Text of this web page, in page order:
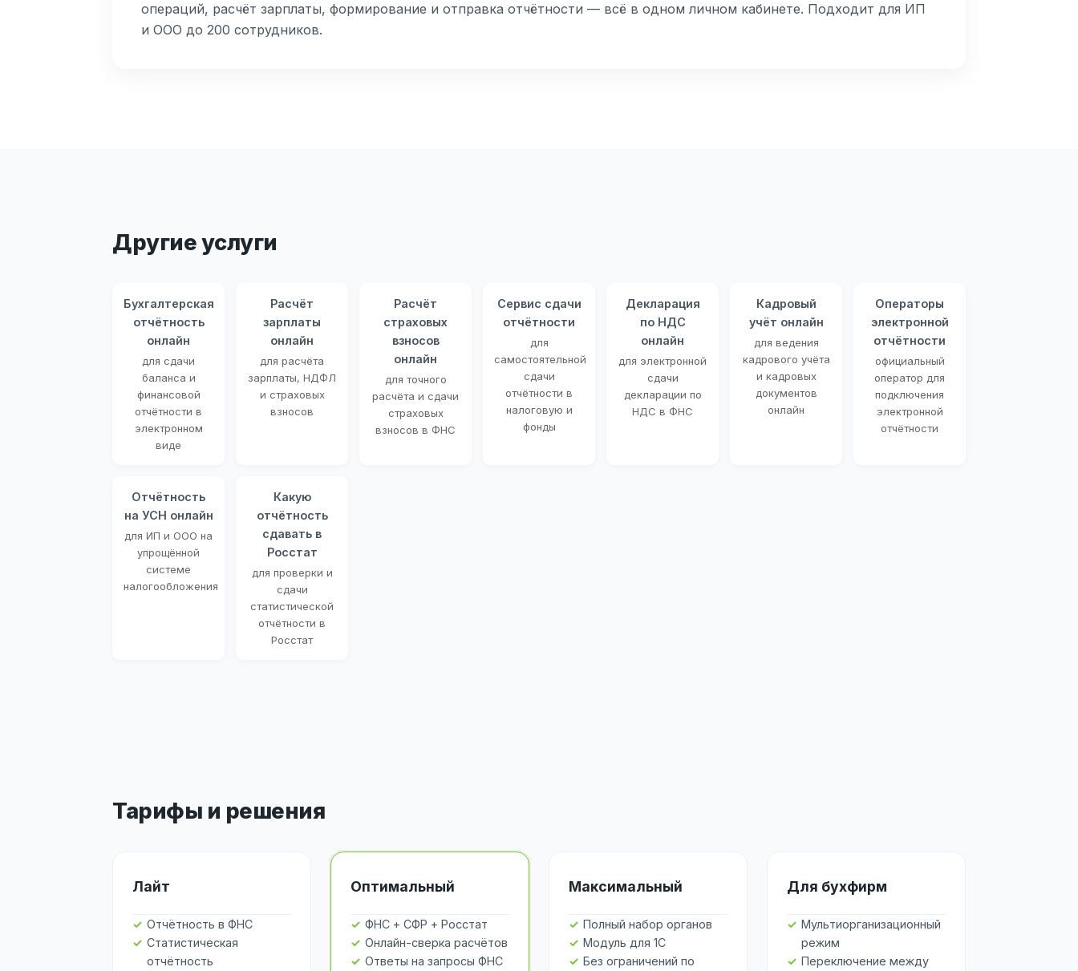
операций, расчёт зарплаты, формирование и отправка отчётности — всё в одном личном кабинете. Подходит для ИП
и ООО до 200 сотрудников.
Другие услуги
Бухгалтерская
отчётность
онлайн
для сдачи
баланса и
финансовой
отчётности в
электронном
виде
Расчёт
зарплаты
онлайн
для расчёта
зарплаты, НДФЛ
и страховых
взносов
Расчёт
страховых
взносов
онлайн
для точного
расчёта и сдачи
страховых
взносов в ФНС
Сервис сдачи
отчётности
для
самостоятельной
сдачи
отчётности в
налоговую и
фонды
Декларация
по НДС
онлайн
для электронной
сдачи
декларации по
НДС в ФНС
Кадровый
учёт онлайн
для ведения
кадрового учёта
и кадровых
документов
онлайн
Операторы
электронной
отчётности
официальный
оператор для
подключения
электронной
отчётности
Отчётность
на УСН онлайн
для ИП и ООО на
упрощённой
системе
налогообложения
Какую
отчётность
сдавать в
Росстат
для проверки и
сдачи
статистической
отчётности в
Росстат
Тарифы и решения
Лайт
Отчётность в ФНС
Статистическая
отчётность
Оптимальный
ФНС + СФР + Росстат
Онлайн-сверка расчётов
Ответы на запросы ФНС
Максимальный
Полный набор органов
Модуль для 1С
Без ограничений по
Для бухфирм
Мультиорганизационный
режим
Переключение между